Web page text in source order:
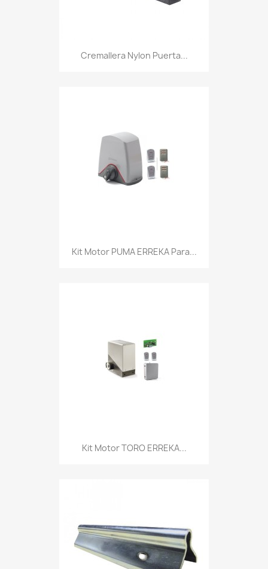
Cremallera Nylon Puerta...
Kit Motor PUMA ERREKA Para...
Kit Motor TORO ERREKA...